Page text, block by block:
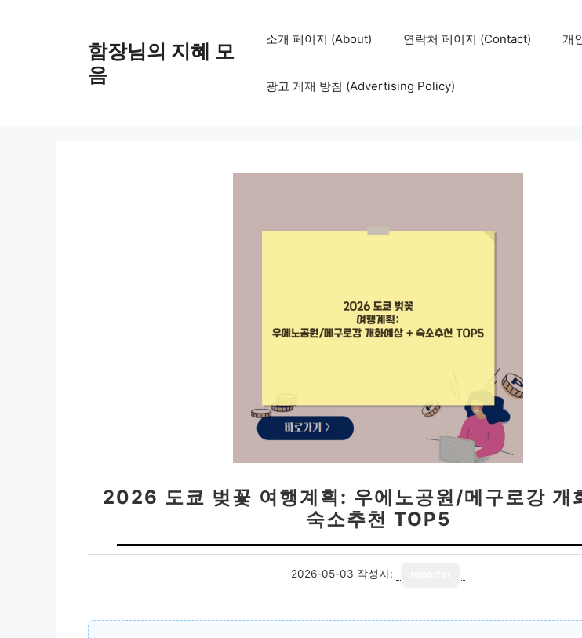
함장님의 지혜 모
음
소개 페이지 (About) 연락처 페이지 (Contact) 개
광고 게재 방침 (Advertising Policy)
2026 도쿄 벚꽃 여행계획: 우에노공원/메구로강 개
숙소추천 TOP5
2026-05-03 작성자: